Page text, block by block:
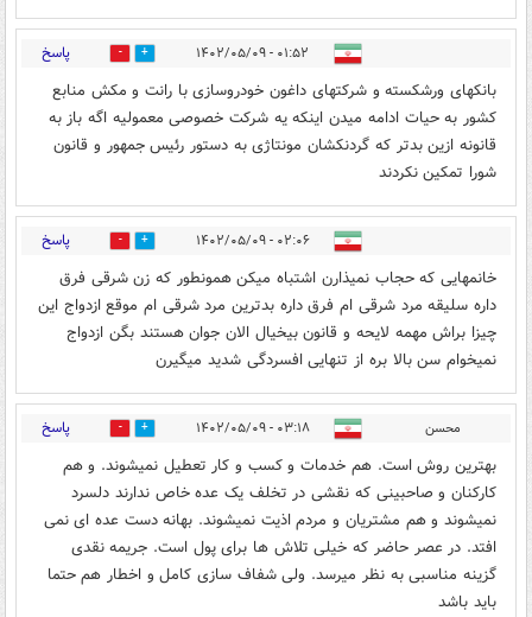
۰۱:۵۲ - ۱۴۰۲/۰۵/۰۹ 0 پاسخ
بانکهای ورشکسته و شرکتهای داغون خودروسازی با رانت و مکش منابع
کشور به حیات ادامه میدن اینکه یه شرکت خصوصی معمولیه اگه باز به
قانونه ازین بدتر که گردنکشان مونتاژی به دستور رئیس جمهور و قانون
شورا تمکین نکردند
۰۲:۰۶ - ۱۴۰۲/۰۵/۰۹ 3 پاسخ
خانمهایی که حجاب نمیذارن اشتباه میکن همونطور که زن شرقی فرق
داره سلیقه مرد شرقی ام فرق داره بدترین مرد شرقی ام موقع ازدواج این
چیزا براش مهمه لایحه و قانون بیخیال الان جوان هستند بگن ازدواج
نمیخوام سن بالا بره از تنهایی افسردگی شدید میگیرن
محسن ۰۳:۱۸ - ۱۴۰۲/۰۵/۰۹ 0 پاسخ
بهترین روش است. هم خدمات و کسب و کار تعطیل نمیشوند. و هم
کارکنان و صاحبینی که نقشی در تخلف یک عده خاص ندارند دلسرد
نمیشوند و هم مشتریان و مردم اذیت نمیشوند. بهانه دست عده ای نمی
افتد. در عصر حاضر که خیلی تلاش ها برای پول است. جریمه نقدی
گزینه مناسبی به نظر میرسد. ولی شفاف سازی کامل و اخطار هم حتما
باید باشد